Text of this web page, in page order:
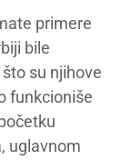
primere
bile
su njihove
funkcioniše
uglavnom